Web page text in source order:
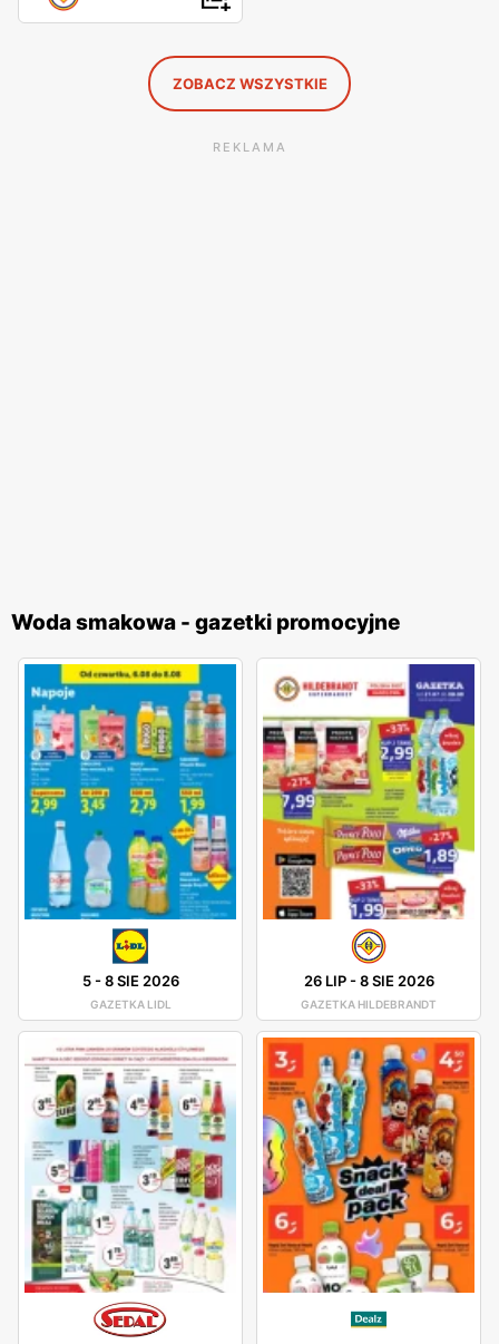
ZOBACZ WSZYSTKIE
REKLAMA
Woda smakowa - gazetki promocyjne
5-8 SIE 2026
GAZETKA LIDL
26 LIP-8 SIE 2026
GAZETKA HILDEBRANDT